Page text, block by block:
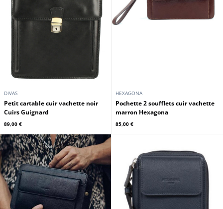
DIVAS
Petit cartable cuir vachette noir
Cuirs Guignard
89,00 €
HEXAGONA
Pochette 2 soufflets cuir vachette
marron Hexagona
85,00 €